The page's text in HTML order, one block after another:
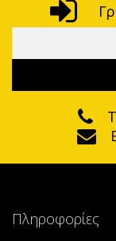
Πληροφορίες